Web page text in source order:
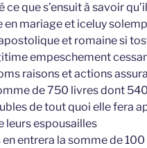
que s’ensuit à savoir
mariage et iceluy
et romaine si
empeschement
raisons et actions
de 750 livres dont
de tout quoi elle fera
leurs espousailles
entrera la somme de